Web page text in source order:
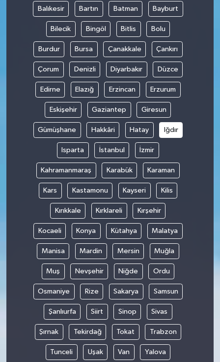
Balıkesir Bartın Batman Bayburt
Bilecik Bingöl Bitlis Bolu
Burdur Bursa Çanakkale Çankırı
Çorum Denizli Diyarbakır Düzce
Edirne Elazığ Erzincan Erzurum
Eskişehir Gaziantep Giresun
Gümüşhane Hakkâri Hatay Iğdır
Isparta İstanbul İzmir
Kahramanmaraş Karabük Karaman
Kars Kastamonu Kayseri Kilis
Kırıkkale Kırklareli Kırşehir
Kocaeli Konya Kütahya Malatya
Manisa Mardin Mersin Muğla
Muş Nevşehir Niğde Ordu
Osmaniye Rize Sakarya Samsun
Şanlıurfa Siirt Sinop Sivas
Şırnak Tekirdağ Tokat Trabzon
Tunceli Uşak Van Yalova